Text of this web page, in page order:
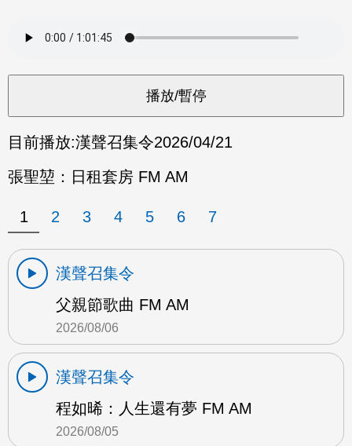
目前播放:漢聲召集令2026/04/21
張聖堃：日租套房 FM AM
1 2 3 4 5 6 7
漢聲召集令
父親節歌曲 FM AM
2026/08/06
漢聲召集令
程如晞：人生還有夢 FM AM
2026/08/05